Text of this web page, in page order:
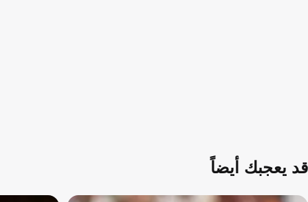
قد يعجبك أيضاً